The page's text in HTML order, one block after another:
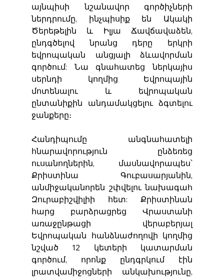
այնպիսի նշանավոր գործիչների
ներդրումը, ինչպիսիք են Ակակի
Ծերեթելին և Իլյա Ճավճավաձեն,
ընդգծելով նրանց դերը երկրի
եվրոպական անցյալի ձևավորման
գործում: Նա գնահատեց ներկայիս
սերնդի կողմից Եվրոպային
մոտենալու և եվրոպական
ընտանիքին անդամակցելու ձգտելու
ջանքերը։
Հանդիպումը անգնահատելի
հնարավորություն ընձեռեց
ուսանողներին, մասնավորապես՝
Քրիստինա Գուբասարյանին,
անմիջականորեն շփվելու նախագահ
Զուրաբիշվիլիի հետ: Քրիստինան
հարց բարձրացրեց Վրաստանի
առաջընթացի վերաբերյալ
Եվրոպական հանձնաժողովի կողմից
նշված 12 կետերի կատարման
գործում, որոնք ընդգրկում էին
լրատվամիջոցների անկախությունը,